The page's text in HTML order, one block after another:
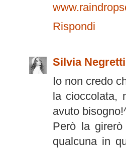
Rispondi
Silvia Negretti
Io non credo
la cioccolata,
avuto
Però la
qualcuna in